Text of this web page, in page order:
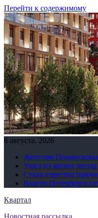
Перейти к содержимому
6 августа, 2026
Жителям
Ушел из жизни
Стала известна
Власти Петербурга
Квартал
Новостная рассылка